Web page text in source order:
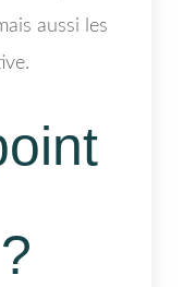
aussi les